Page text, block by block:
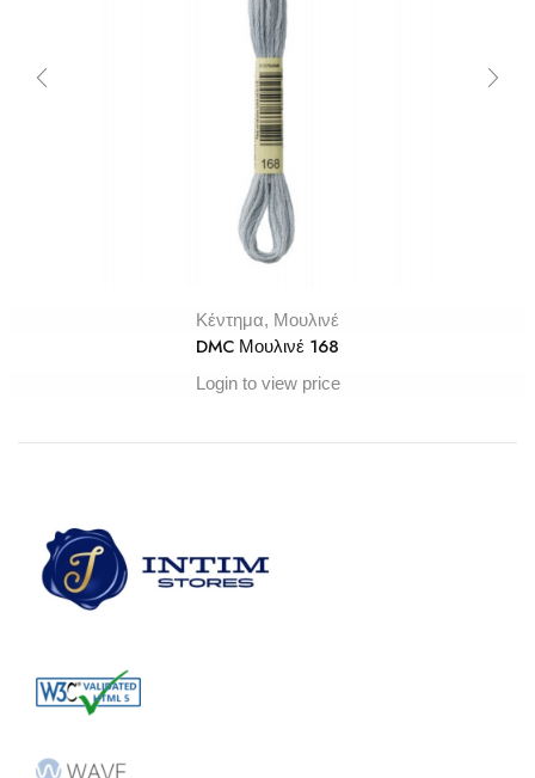
Κέντημα, Μουλινέ
DMC Μουλινέ 168
Login to view price